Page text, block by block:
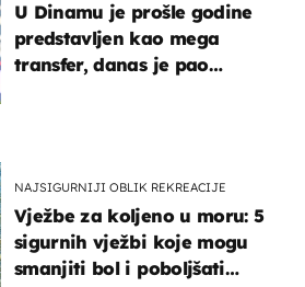
NAJSIGURNIJI OBLIK REKREACIJE
Vježbe za koljeno u moru: 5
sigurnih vježbi koje mogu
smanjiti bol i poboljšati
U Dinamu je prošle godine
predstavljen kao mega
transfer, danas je pao